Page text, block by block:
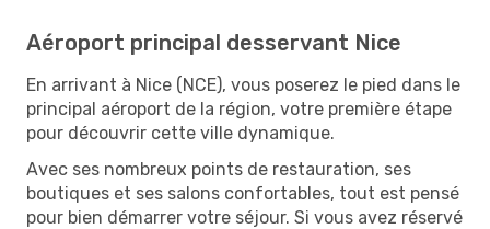
Aéroport principal desservant Nice
En arrivant à Nice (NCE), vous poserez le pied dans le
principal aéroport de la région, votre première étape
pour découvrir cette ville dynamique.
Avec ses nombreux points de restauration, ses
boutiques et ses salons confortables, tout est pensé
pour bien démarrer votre séjour. Si vous avez réservé